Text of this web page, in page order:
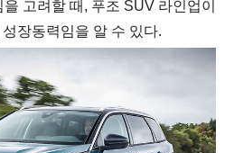
을 고려할 때 , 푸조 SUV 라인업이
장동력임을 알 수 있다.